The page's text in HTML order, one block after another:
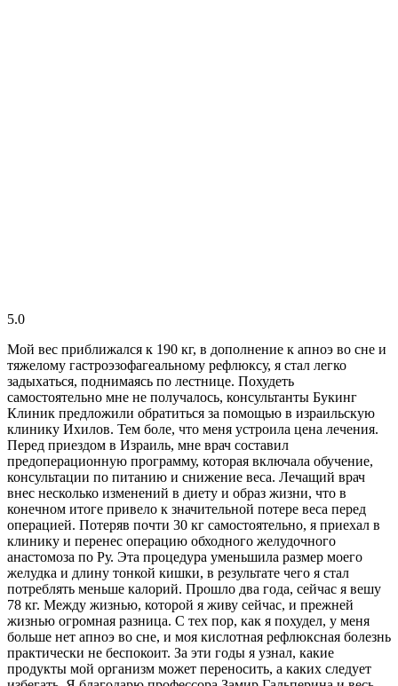
5.0
Мой вес приближался к 190 кг, в дополнение к апноэ во сне и
тяжелому гастроэзофагеальному рефлюксу, я стал легко
задыхаться, поднимаясь по лестнице. Похудеть
самостоятельно мне не получалось, консультанты Букинг
Клиник предложили обратиться за помощью в израильскую
клинику Ихилов. Тем боле, что меня устроила цена лечения.
Перед приездом в Израиль, мне врач составил
предоперационную программу, которая включала обучение,
консультации по питанию и снижение веса. Лечащий врач
внес несколько изменений в диету и образ жизни, что в
конечном итоге привело к значительной потере веса перед
операцией. Потеряв почти 30 кг самостоятельно, я приехал в
клинику и перенес операцию обходного желудочного
анастомоза по Ру. Эта процедура уменьшила размер моего
желудка и длину тонкой кишки, в результате чего я стал
потреблять меньше калорий. Прошло два года, сейчас я вешу
78 кг. Между жизнью, которой я живу сейчас, и прежней
жизнью огромная разница. С тех пор, как я похудел, у меня
больше нет апноэ во сне, и моя кислотная рефлюксная болезнь
практически не беспокоит. За эти годы я узнал, какие
продукты мой организм может переносить, а каких следует